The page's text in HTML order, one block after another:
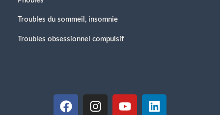
Troubles du sommeil, insomnie
Troubles obsessionnel compulsif